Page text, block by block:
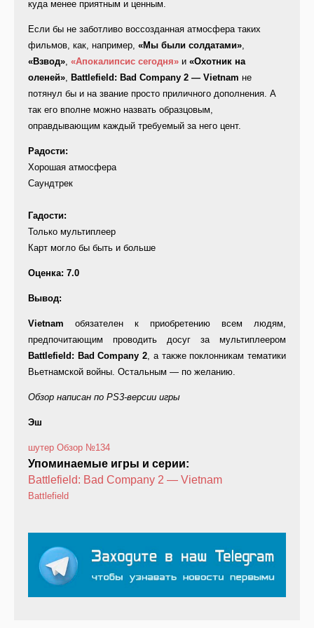
куда менее приятным и ценным.
Если бы не заботливо воссозданная атмосфера таких
фильмов, как, например, «Мы были солдатами»,
«Взвод», «Апокалипсис сегодня» и «Охотник на
оленей», Battlefield: Bad Company 2 — Vietnam не
потянул бы и на звание просто приличного дополнения. А
так его вполне можно назвать образцовым,
оправдывающим каждый требуемый за него цент.
Радости:
Хорошая атмосфера
Саундтрек
Гадости:
Только мультиплеер
Карт могло бы быть и больше
Оценка: 7.0
Вывод:
Vietnam обязателен к приобретению всем людям,
предпочитающим проводить досуг за мультиплеером
Battlefield: Bad Company 2, а также поклонникам тематики
Вьетнамской войны. Остальным — по желанию.
Обзор написан по PS3-версии игры
Эш
шутер Обзор №134
Упоминаемые игры и серии:
Battlefield: Bad Company 2 — Vietnam
Battlefield